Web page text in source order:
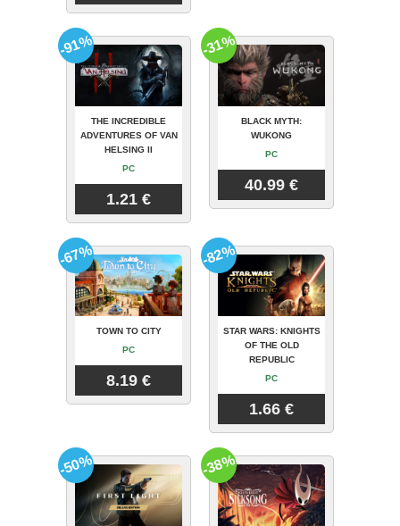
THE INCREDIBLE
ADVENTURES OF VAN
HELSING II
PC
1.21 €
-91%
BLACK MYTH:
WUKONG
PC
40.99 €
-31%
TOWN TO CITY
PC
8.19 €
-67%
STAR WARS: KNIGHTS
OF THE OLD
REPUBLIC
PC
1.66 €
-82%
-50% -38%